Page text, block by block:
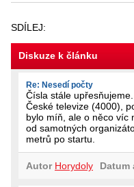
SDÍLEJ:
Diskuze k článku
Re: Nesedí počty
Čísla stále
České televize (4000),
bylo míň, ale o něco víc
od samotných
metrů po startu.
Autor Horydoly Datum